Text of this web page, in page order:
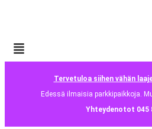
Tervetuloa siihen vähän
Edessä ilmaisia parkkipaikkoja.
Yhteydenotot 045